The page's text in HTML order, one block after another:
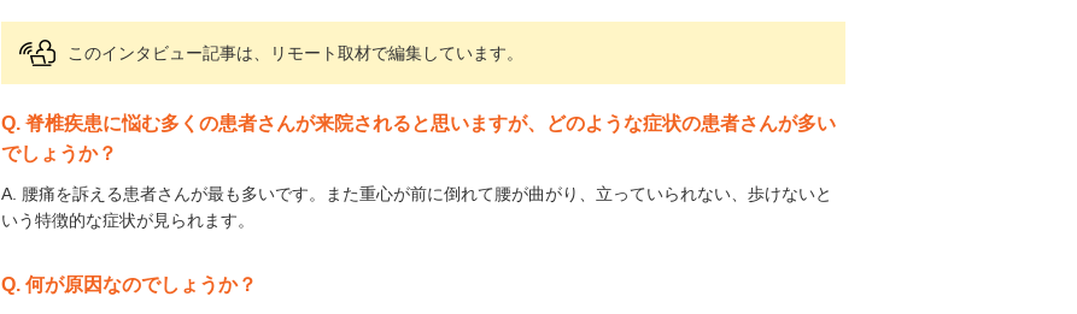
このインタビュー記事は、リモート取材で編集しています。
Q. 脊椎疾患に悩む多くの患者さんが来院されると思いますが、どのような症状の患者さんが多い
でしょうか？
A. 腰痛を訴える患者さんが最も多いです。また重心が前に倒れて腰が曲がり、立っていられない、歩けないと
いう特徴的な症状が見られます。
Q. 何が原因なのでしょうか？